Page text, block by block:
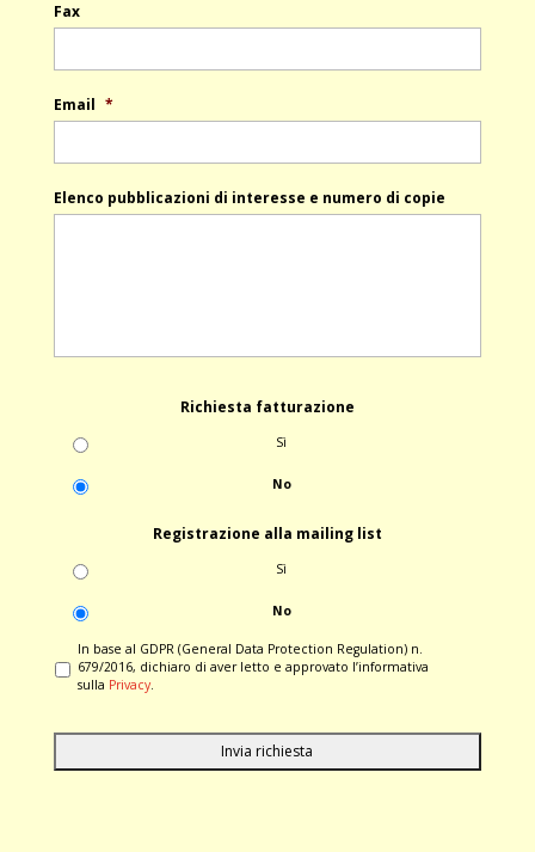
Fax
Email *
Elenco pubblicazioni di interesse e numero di copie
Richiesta fatturazione
Sì
No
Registrazione alla mailing list
Sì
No
In base al GDPR (General Data Protection Regulation) n.
679/2016, dichiaro di aver letto e approvato l’informativa
sulla Privacy.